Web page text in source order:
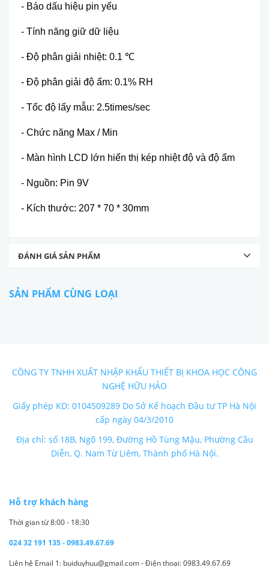
- Báo dấu hiệu pin yếu
- Tính năng giữ dữ liệu
- Độ phân giải nhiệt: 0.1 ℃
- Độ phân giải độ ẩm: 0.1% RH
- Tốc độ lấy mẫu: 2.5times/sec
- Chức năng Max / Min
- Màn hình LCD lớn hiển thị kép nhiệt độ và độ ẩm
- Nguồn: Pin 9V
- Kích thước: 207 * 70 * 30mm
ĐÁNH GIÁ SẢN PHẨM
SẢN PHẨM CÙNG LOẠI
CÔNG TY TNHH XUẤT NHẬP KHẨU THIẾT BỊ KHOA HỌC CÔNG
NGHỆ HỮU HẢO
Giấy phép KD: 0104509289 Do Sở Kế hoạch Đầu tư TP Hà Nội
cấp ngày 04/3/2010
Địa chỉ: số 18B, Ngõ 199, Đường Hồ Tùng Mậu, Phường Cầu
Diễn, Q. Nam Từ Liêm, Thành phố Hà Nội.
Hỗ trợ khách hàng
Thời gian từ 8:00 - 18:30
024 32 191 135 - 0983.49.67.69
Liên hệ Email 1: buiduyhuu@gmail.com - Điện thoại: 0983.49.67.69